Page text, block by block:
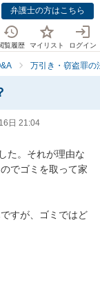
弁護士の方はこちら
覧履歴 マイリスト ログイン
万引き・窃盗罪の
日 21:04
た。それが理由な
でゴミを取って家
すが、ゴミではど